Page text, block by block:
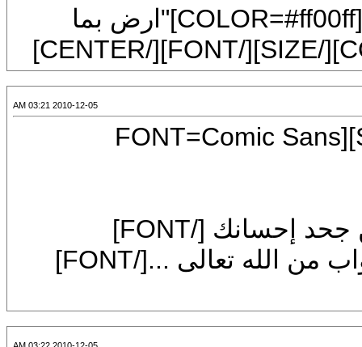
[CENTER][FONT=Tahoma][SIZE=7][COLOR=#ff00ff]"ارض بما
2010-12-05 03:21 AM
[CENTER][COLOR=#ff0000][SIZE=7][FONT=Comic
[FONT=comic sans ms]فأنت تريد الثواب من الله تعالى ...[/FONT]